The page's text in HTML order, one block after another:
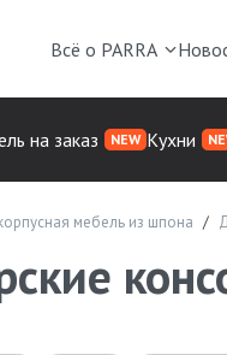
Всё о PARRA
на заказ NEW Кухни
мебель из шпона